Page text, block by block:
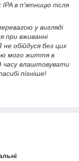
в п'ятницю після
у вигляді
при вживанні
не обійдуся без цих
мого життя в
часу влаштовувати
пізніше!